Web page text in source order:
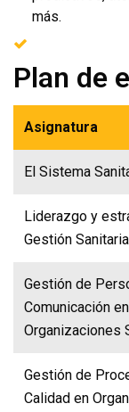
más.
Plan de
Asignatura
El Sistema
Liderazgo y
Gestión Sanitaria
Gestión de
Comunicación en
Organizaciones
Gestión de
Calidad en